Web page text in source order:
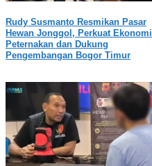
Rudy Susmanto Resmikan Pasar
Hewan Jonggol, Perkuat Ekonomi
Peternakan dan Dukung
Pengembangan Bogor Timur